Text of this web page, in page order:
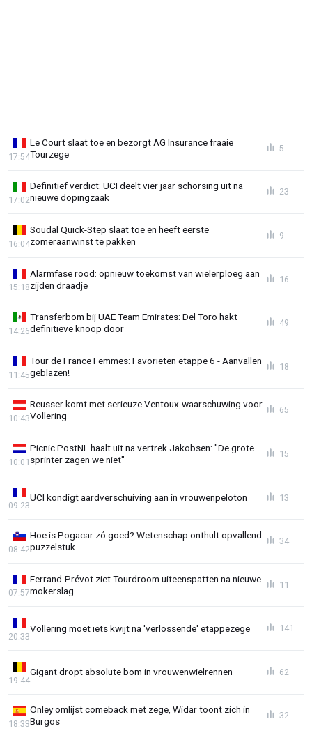
Le Court slaat toe en bezorgt AG Insurance fraaie
Tourzege
17:54
5
Definitief verdict: UCI deelt vier jaar schorsing uit na
nieuwe dopingzaak
17:02
23
Soudal Quick-Step slaat toe en heeft eerste
zomeraanwinst te pakken
16:04
9
Alarmfase rood: opnieuw toekomst van wielerploeg aan
zijden draadje
15:18
16
Transferbom bij UAE Team Emirates: Del Toro hakt
definitieve knoop door
14:26
49
Tour de France Femmes: Favorieten etappe 6 - Aanvallen
geblazen!
11:45
18
Reusser komt met serieuze Ventoux-waarschuwing voor
Vollering
10:43
65
Picnic PostNL haalt uit na vertrek Jakobsen: "De grote
sprinter zagen we niet"
10:01
15
UCI kondigt aardverschuiving aan in vrouwenpeloton
09:23
13
Hoe is Pogacar zó goed? Wetenschap onthult opvallend
puzzelstuk
08:42
34
Ferrand-Prévot ziet Tourdroom uiteenspatten na nieuwe
mokerslag
07:57
11
Vollering moet iets kwijt na 'verlossende' etappezege
20:33
141
Gigant dropt absolute bom in vrouwenwielrennen
19:44
62
Onley omlijst comeback met zege, Widar toont zich in
Burgos
18:33
32